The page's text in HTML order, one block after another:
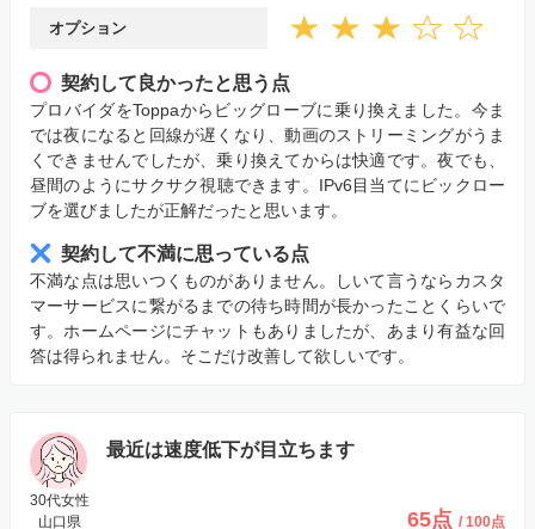
オプション
契約して良かったと思う点
プロバイダをToppaからビッグローブに乗り換えました。今ま
では夜になると回線が遅くなり、動画のストリーミングがうま
くできませんでしたが、乗り換えてからは快適です。夜でも、
昼間のようにサクサク視聴できます。IPv6目当てにビックロー
ブを選びましたが正解だったと思います。
契約して不満に思っている点
不満な点は思いつくものがありません。しいて言うならカスタ
マーサービスに繋がるまでの待ち時間が長かったことくらいで
す。ホームページにチャットもありましたが、あまり有益な回
答は得られません。そこだけ改善して欲しいです。
最近は速度低下が目立ちます
30代女性
山口県
65点 / 100点